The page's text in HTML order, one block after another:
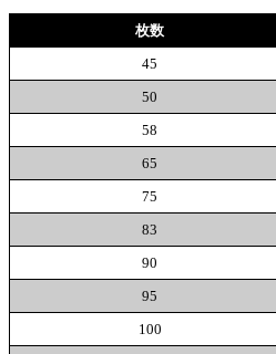
枚数
45
50
58
65
75
83
90
95
100